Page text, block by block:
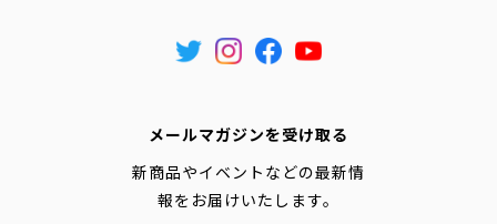
メールマガジンを受け取る
新商品やイベントなどの最新情
報をお届けいたします。